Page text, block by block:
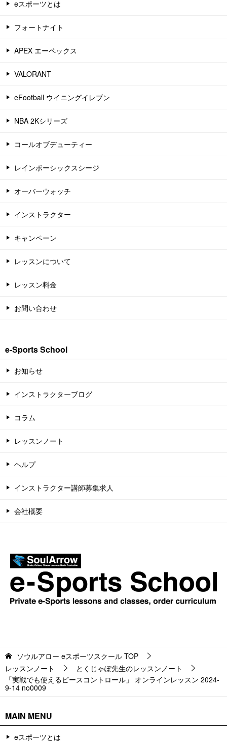
eスポーツとは
フォートナイト
APEX エーペックス
VALORANT
eFootball ウイニングイレブン
NBA 2Kシリーズ
コールオブデューティー
レインボーシックスシージ
オーバーウォッチ
インストラクター
キャンペーン
レッスンについて
レッスン料金
お問い合わせ
e-Sports School
お知らせ
インストラクターブログ
コラム
レッスンノート
ヘルプ
インストラクター講師募集求人
会社概要
ソウルアロー eスポーツスクール TOP
レッスンノート
とくじゃぽ先生のレッスンノート
「実戦でも使えるピースコントロール」 オンラインレッスン 2024-
9-14 no0009
MAIN MENU
eスポーツとは